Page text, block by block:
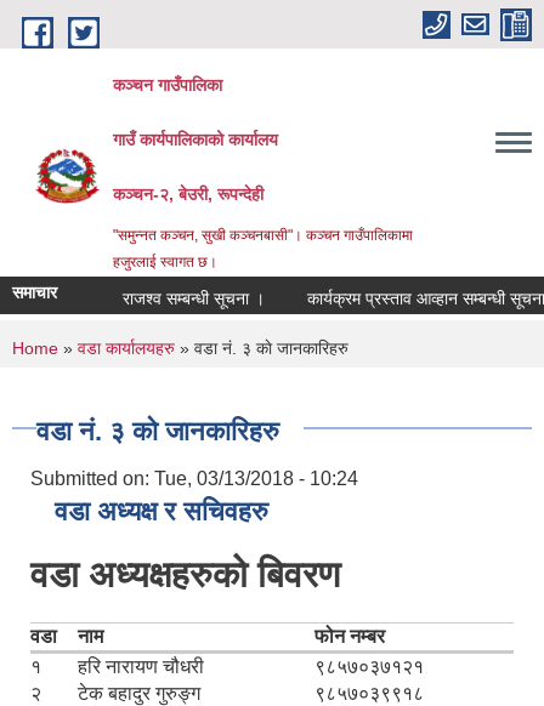
Skip to main content
कञ्चन गाउँपालिका
गाउँ कार्यपालिकाको कार्यालय
कञ्‍चन-२, बेउरी, रूपन्देही
"समुन्‍नत कञ्‍चन, सुखी कञ्‍चनबासी"। कञ्चन गाउँपालिकामा
हजुरलाई स्वागत छ।
समाचार राजश्व सम्बन्धी सूचना । कार्यक्रम प्रस्ताव आव्हान सम्बन्धी सूचना ।
You are here
Home » वडा कार्यालयहरु » वडा नं. ३ काे जानकारिहरु
वडा नं. ३ काे जानकारिहरु
Submitted on: Tue, 03/13/2018 - 10:24
वडा अध्यक्ष र सचिवहरु
वडा अध्यक्षहरुको बिवरण
वडा नाम
फोन नम्बर
१
हरि नारायण चौधरी
९८५७०३७१२१
२
टेक बहादुर गुरुङ्ग
९८५७०३९९१८